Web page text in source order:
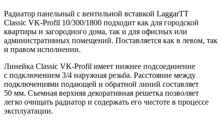
Радиатор панельный с вентильной вставкой LaggarTT
Classic VK-Profil 10/300/1800 подходит как для городской
квартиры и загородного дома, так и для офисных или
административных помещений. Поставляется как в левом, так
и правом исполнении.
Линейка Classic VK-Profil имеет нижнее подсоединение
с подключением 3/4 наружная резьба. Расстояние между
подключениями подающей и обратной линий составляет
50 мм. Съемная верхняя декоративная решетка позволяет
легко очищать радиатор и содержать его чистоте в процессе
эксплуатации.